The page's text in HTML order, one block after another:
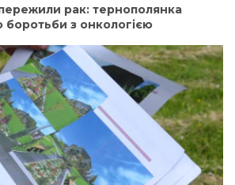
рак: тернополянка
боротьби з онкологією